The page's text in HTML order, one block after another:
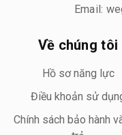
Email:
Về chúng tôi
Hồ sơ năng lực
Điều khoản sử
Chính sách bảo hành